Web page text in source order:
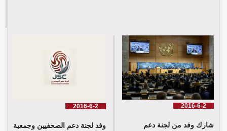
لجنة دعم الصحفيين تلتقي اللجنة الدولية للصليب الأحمر في جنيف
2016-6-2
شارك وفد من لجنة دعم
2016-6-2
وفد لجنة دعم الصحفيين وجمعية